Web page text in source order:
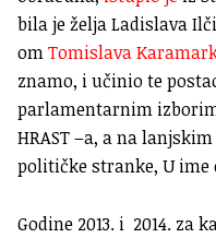
bila je želja Ladislava
omTomislava
znamo, i učinio te
parlamentarnim
HRAST –a, a na
političke stranke, U ime
Godine 2013. i 2014.